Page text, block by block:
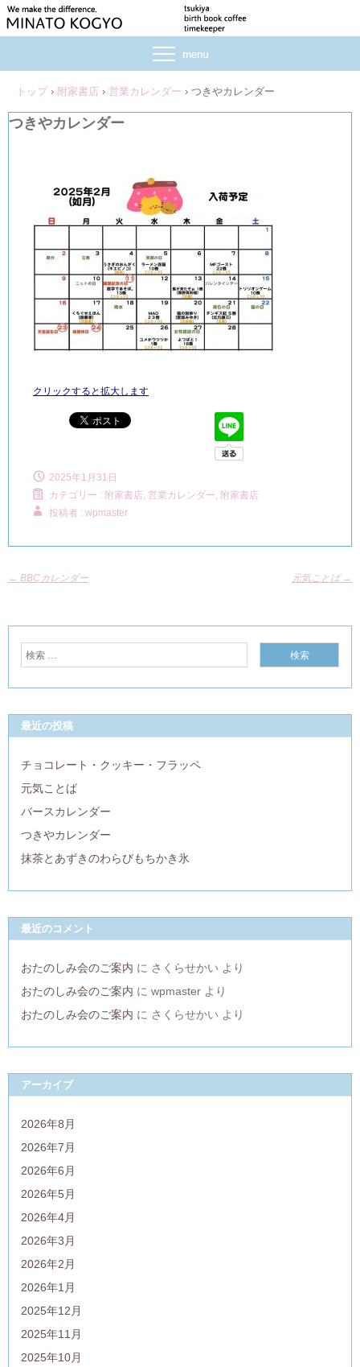
トップ › 附家書店 › 営業カレンダー › つきやカレンダー
つきやカレンダー
クリックすると拡大します
2025年1月31日
カテゴリー : 附家書店, 営業カレンダー, 附家書店
投稿者 : wpmaster
← BBCカレンダー 元気ことば →
最近の投稿
チョコレート・クッキー・フラッペ
元気ことば
バースカレンダー
つきやカレンダー
抹茶とあずきのわらびもちかき氷
最近のコメント
おたのしみ会のご案内 に さくらせかい より
おたのしみ会のご案内 に wpmaster より
おたのしみ会のご案内 に さくらせかい より
アーカイブ
2026年8月
2026年7月
2026年6月
2026年5月
2026年4月
2026年3月
2026年2月
2026年1月
2025年12月
2025年11月
2025年10月